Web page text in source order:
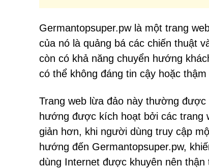
Germantopsuper.pw là một trang
của nó là quảng bá các chiến thuật
còn có khả năng chuyển hướng
có thể không đáng tin cậy hoặc
Trang web lừa đảo này thường
hướng được kích hoạt bởi các trang
giản hơn, khi người dùng truy cập
hướng đến Germantopsuper.pw,
dùng Internet được khuyên nên